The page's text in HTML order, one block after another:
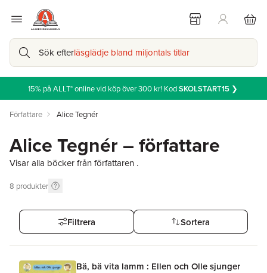
Sök efterläsglädje bland miljontals titlar
15% på ALLT* online vid köp över 300 kr! KodSKOLSTART15❯
Författare Alice Tegnér
Alice Tegnér – författare
Visar alla böcker från författaren .
8 produkter
Filtrera Sortera
Bä, bä vita lamm : Ellen och Olle sjunger